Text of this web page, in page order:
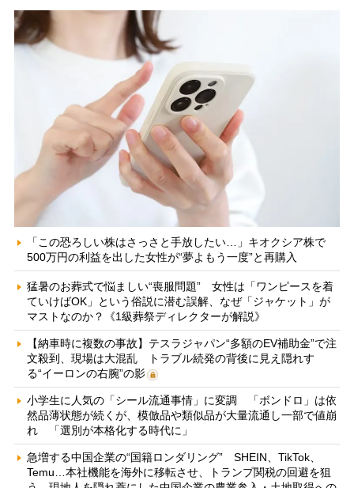
「この恐ろしい株はさっさと手放したい…」キオクシア株で
500万円の利益を出した女性が“夢よもう一度”と再購入
猛暑のお葬式で悩ましい“喪服問題” 女性は「ワンピースを着
ていけばOK」という俗説に潜む誤解、なぜ「ジャケット」が
マストなのか？《1級葬祭ディレクターが解説》
【納車時に複数の事故】テスラジャパン“多額のEV補助金”で注
文殺到、現場は大混乱 トラブル続発の背後に見え隠れす
る“イーロンの右腕”の影
小学生に人気の「シール流通事情」に変調 「ボンドロ」は依
然品薄状態が続くが、模倣品や類似品が大量流通し一部で値崩
れ 「選別が本格化する時代に」
急増する中国企業の“国籍ロンダリング” SHEIN、TikTok、
Temu…本社機能を海外に移転させ、トランプ関税の回避を狙